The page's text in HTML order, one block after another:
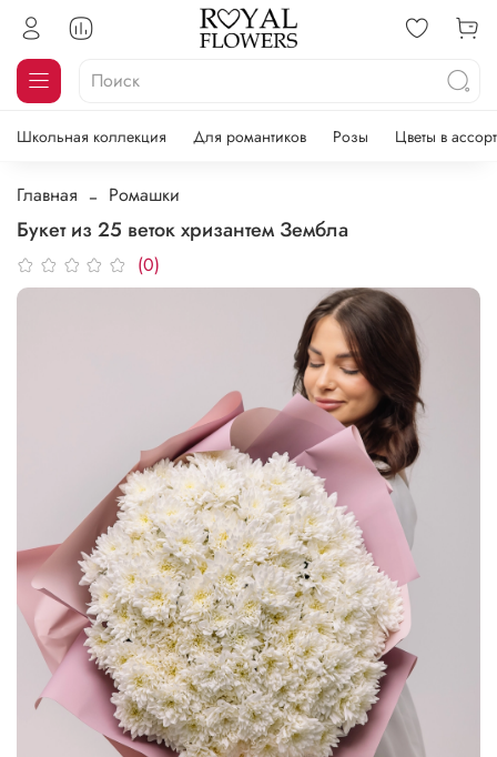
Школьная коллекция Для романтиков Розы Цветы в
Главная Ромашки
Букет из 25 веток хризантем Зембла
(0)